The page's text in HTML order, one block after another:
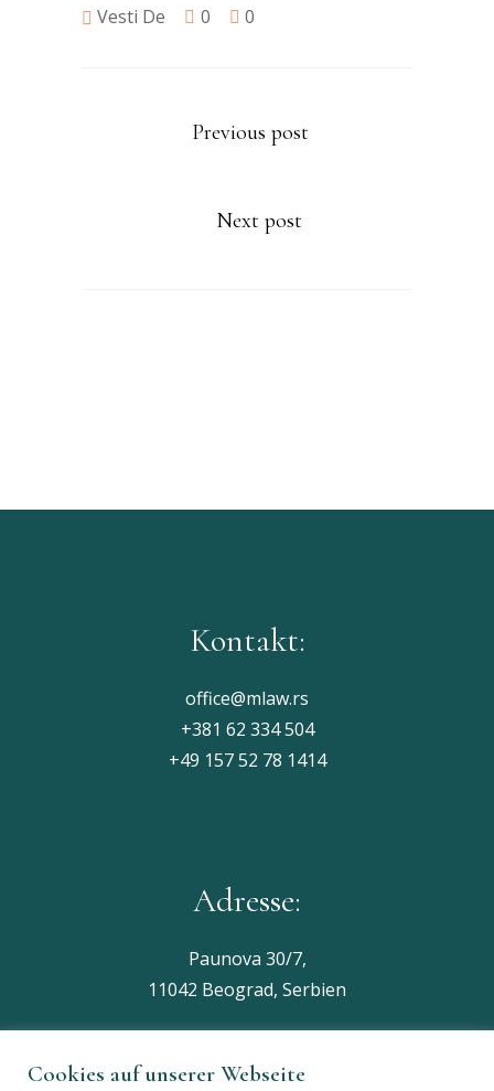
Vesti De 0 0
Previous post
Next post
Kontakt:
office@mlaw.rs
+381 62 334 504
+49 157 52 78 1414
Adresse:
Paunova 30/7,
11042 Beograd, Serbien
Cookies auf unserer Webseite